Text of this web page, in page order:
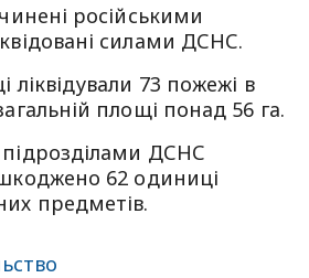
російськими
силами ДСНС.
ліквідували 73 пожежі в
площі понад 56 га.
ДСНС
62 одиниці
предметів.